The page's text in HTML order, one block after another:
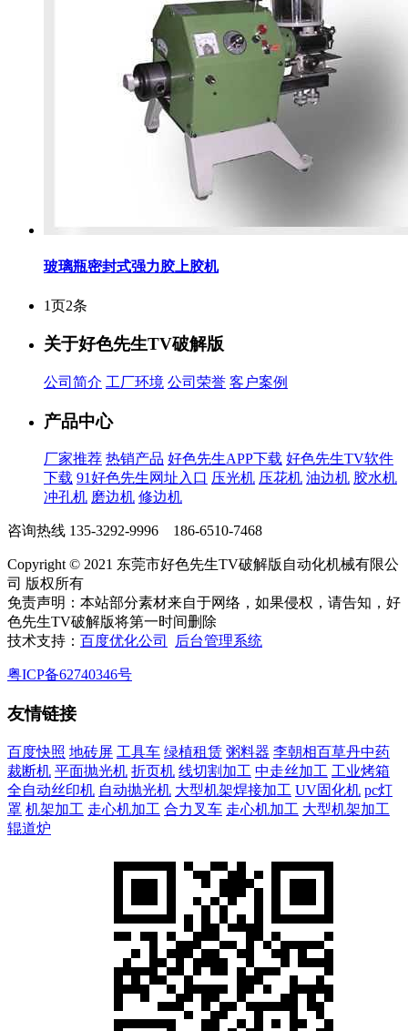
玻璃瓶密封式强力胶上胶机
1页2条
关于好色先生TV破解版
公司简介 工厂环境 公司荣誉 客户案例
产品中心
厂家推荐 热销产品 好色先生APP下载 好色先生TV软件
下载 91好色先生网址入口 压光机 压花机 油边机 胶水机
冲孔机 磨边机 修边机
咨询热线 135-3292-9996 186-6510-7468
Copyright © 2021 东莞市好色先生TV破解版自动化机械有限公
司 版权所有
免责声明：本站部分素材来自于网络，如果侵权，请告知，好
色先生TV破解版将第一时间删除
技术支持： 百度优化公司 后台管理系统
粤ICP备62740346号
友情链接
百度快照 地砖屏 工具车 绿植租赁 粥料器 李朝相百草丹中药
裁断机 平面抛光机 折页机 线切割加工 中走丝加工 工业烤箱
全自动丝印机 自动抛光机 大型机架焊接加工 UV固化机 pc灯
罩 机架加工 走心机加工 合力叉车 走心机加工 大型机架加工
辊道炉